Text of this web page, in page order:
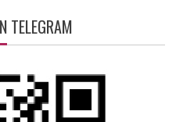
TELEGRAM